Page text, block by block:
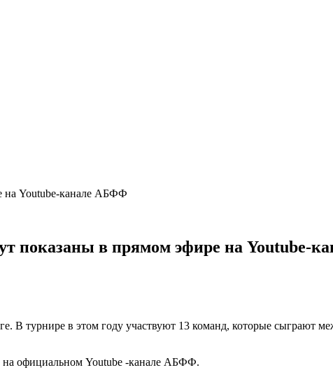
на Youtube-канале АБФФ
показаны в прямом эфире на Youtube-
В турнире в этом году участвуют 13 команд, которые сыграют
на официальном Youtube -канале АБФФ.